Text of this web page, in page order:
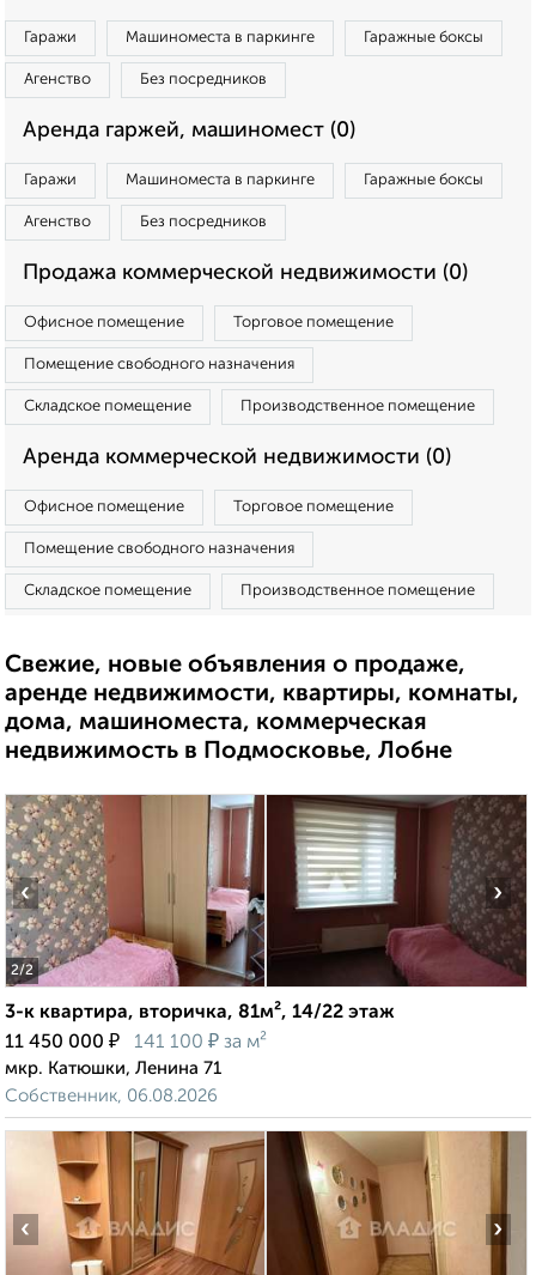
Гаражи Машиноместа в паркинге Гаражные боксы
Агенство Без посредников
Аренда гаржей, машиномест (0)
Гаражи Машиноместа в паркинге Гаражные боксы
Агенство Без посредников
Продажа коммерческой недвижимости (0)
Офисное помещение Торговое помещение
Помещение свободного назначения
Складское помещение Производственное помещение
Аренда коммерческой недвижимости (0)
Офисное помещение Торговое помещение
Помещение свободного назначения
Складское помещение Производственное помещение
Свежие, новые объявления о продаже,
аренде недвижимости, квартиры, комнаты,
дома, машиноместа, коммерческая
недвижимость в Подмосковье, Лобне
2/2
‹ ›
3-к квартира, вторичка, 81м², 14/22 этаж
11 450 000 ₽ 141 100 ₽ за м²
мкр. Катюшки, Ленина 71
Собственник, 06.08.2026
‹ ›